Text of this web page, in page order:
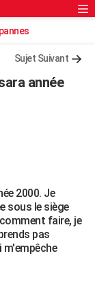
Rechercher
Sujet Suivant
année
2000. Je
sous le siège
faire, je
pas